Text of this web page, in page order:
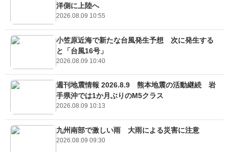
洋側に上陸へ
2026.08.09 10:55
小笠原近海で新たな台風発生予想 次に発生する
と「台風16号」
2026.08.09 10:40
週刊地震情報 2026.8.9 熊本地震の活動継続 岩
手県沖では1か月ぶりのM5クラス
2026.08.09 10:13
九州南部で激しい雨 大雨による災害に注意
2026.08.09 09:30